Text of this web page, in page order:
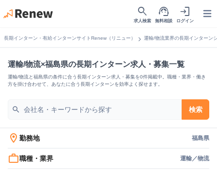
search
求人検索
support_agent
無料相談
login
ログイン
長期インターン・有給インターンサイトRenew（リニュー） chevron_right 運輸/物流業界の長期インターン
運輸/物流×福島県の長期インターン求人・募集一覧
運輸/物流と福島県の条件に合う長期インターン求人・募集を0件掲載中。職種・業界・働き
方を掛け合わせて、あなたに合う長期インターンを効率よく探せます。
search 検索
location_on 勤務地 福島県
work_outline職種・業界 運輸／物流